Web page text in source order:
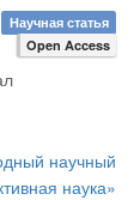
Научная статья
Open Access
научный
наука»